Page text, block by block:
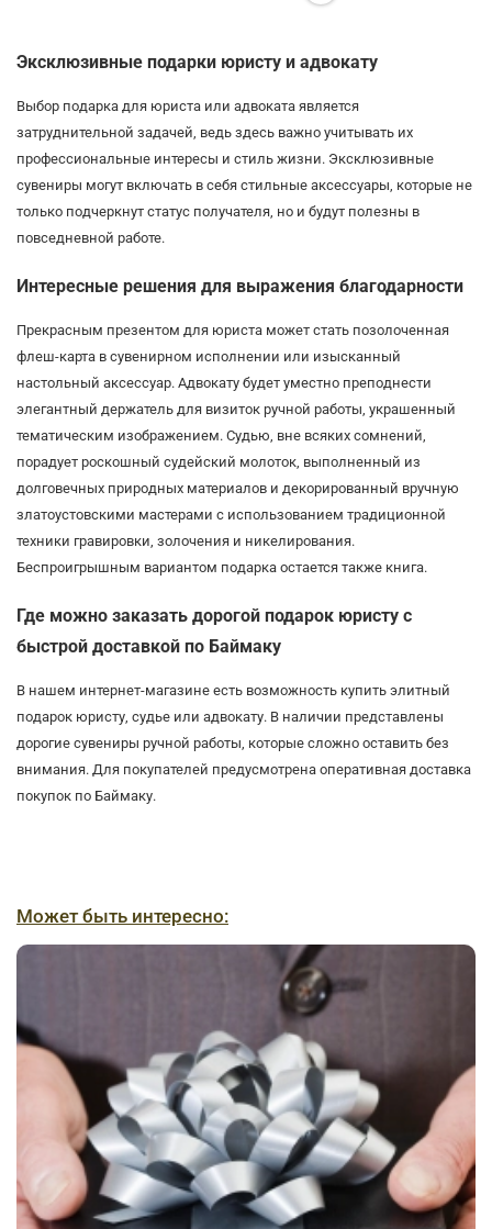
Эксклюзивные подарки юристу и адвокату
Выбор подарка для юриста или адвоката является
затруднительной задачей, ведь здесь важно учитывать их
профессиональные интересы и стиль жизни. Эксклюзивные
сувениры могут включать в себя стильные аксессуары, которые не
только подчеркнут статус получателя, но и будут полезны в
повседневной работе.
Интересные решения для выражения благодарности
Прекрасным презентом для юриста может стать позолоченная
флеш-карта в сувенирном исполнении или изысканный
настольный аксессуар. Адвокату будет уместно преподнести
элегантный держатель для визиток ручной работы, украшенный
тематическим изображением. Судью, вне всяких сомнений,
порадует роскошный судейский молоток, выполненный из
долговечных природных материалов и декорированный вручную
златоустовскими мастерами с использованием традиционной
техники гравировки, золочения и никелирования.
Беспроигрышным вариантом подарка остается также книга.
Где можно заказать дорогой подарок юристу с
быстрой доставкой по Баймаку
В нашем интернет-магазине есть возможность купить элитный
подарок юристу, судье или адвокату. В наличии представлены
дорогие сувениры ручной работы, которые сложно оставить без
внимания. Для покупателей предусмотрена оперативная доставка
покупок по Баймаку.
Может быть интересно: